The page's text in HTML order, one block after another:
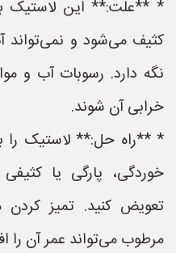
* **علت:** این لاستیک به
کثیف می‌شود و نمی‌تواند
نگه دارد. رسوبات آب و
خرابی آن شوند.
* **راه حل:** لاستیک را
خوردگی، پارگی یا کثیفی
تعویض کنید. تمیز کردن
مرطوب می‌تواند عمر آن را